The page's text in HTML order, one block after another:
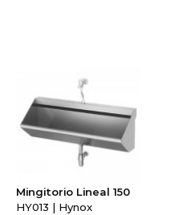
Mingitorio Lineal 150
HY013 | Hynox